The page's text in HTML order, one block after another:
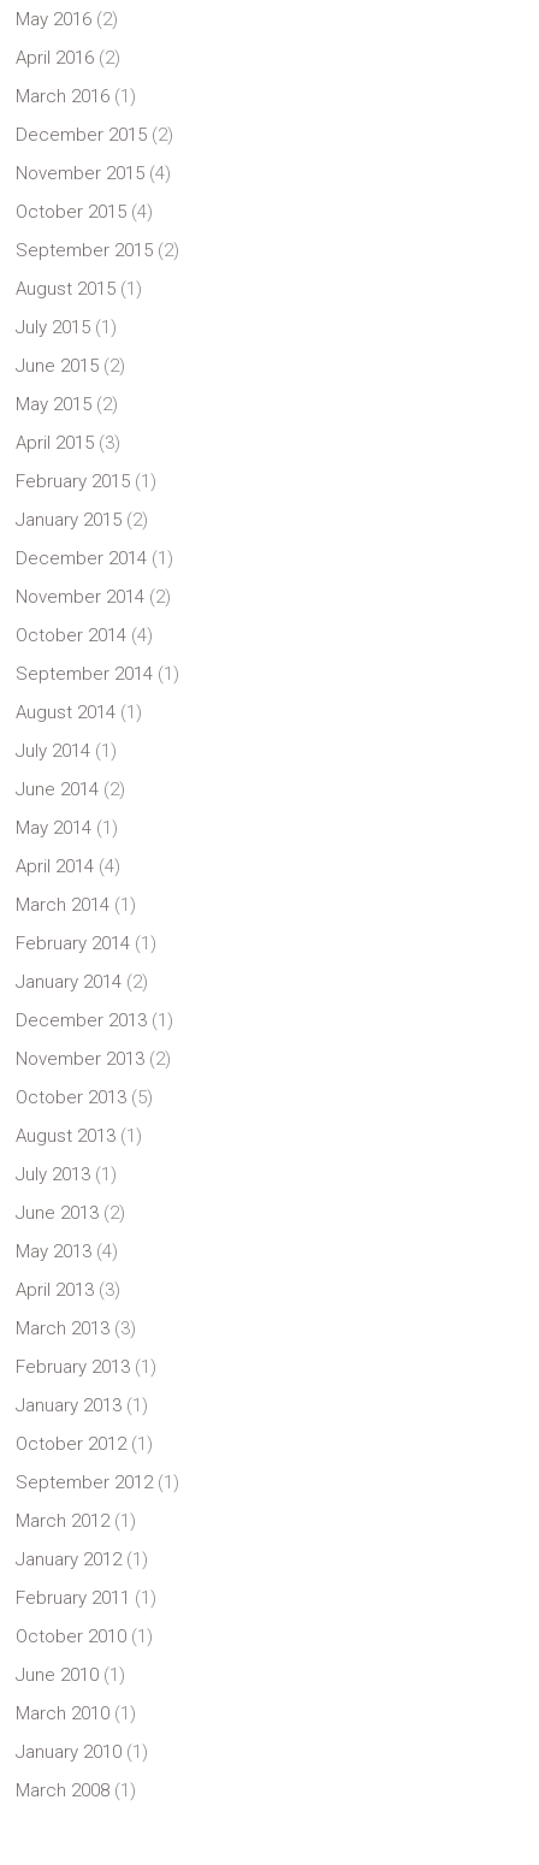
May 2016 (2)
April 2016 (2)
March 2016 (1)
December 2015 (2)
November 2015 (4)
October 2015 (4)
September 2015 (2)
August 2015 (1)
July 2015 (1)
June 2015 (2)
May 2015 (2)
April 2015 (3)
February 2015 (1)
January 2015 (2)
December 2014 (1)
November 2014 (2)
October 2014 (4)
September 2014 (1)
August 2014 (1)
July 2014 (1)
June 2014 (2)
May 2014 (1)
April 2014 (4)
March 2014 (1)
February 2014 (1)
January 2014 (2)
December 2013 (1)
November 2013 (2)
October 2013 (5)
August 2013 (1)
July 2013 (1)
June 2013 (2)
May 2013 (4)
April 2013 (3)
March 2013 (3)
February 2013 (1)
January 2013 (1)
October 2012(1)
September 2012(1)
March 2012(1)
January 2012(1)
February 2011 (1)
October 2010 (1)
June 2010 (1)
March 2010 (1)
January 2010 (1)
March 2008 (1)